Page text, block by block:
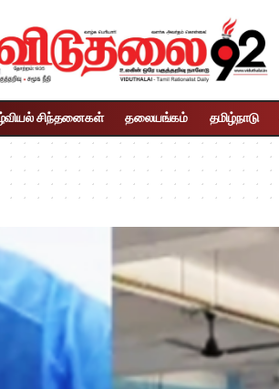
சிந்தனைகள் தலையங்கம் தமிழ்நாடு